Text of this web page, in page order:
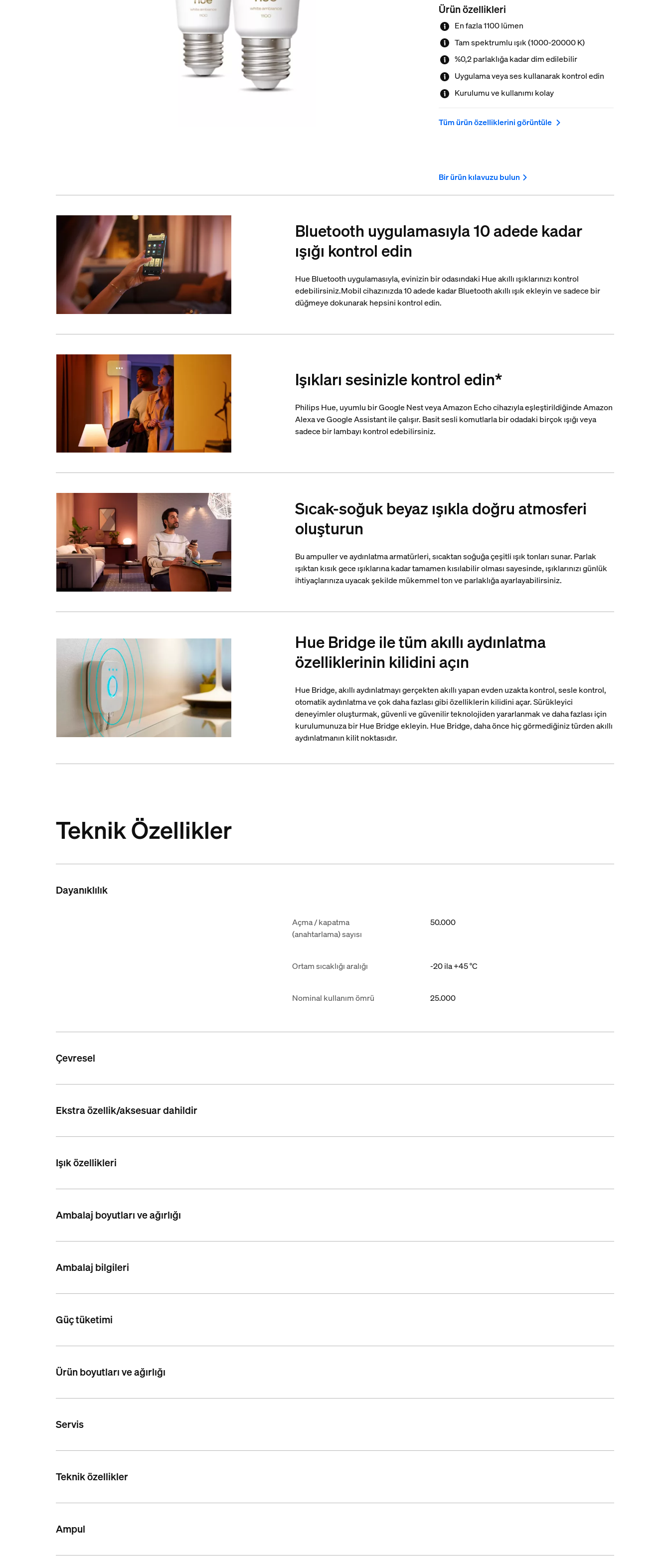
Ürün özellikleri
En fazla 1100 lümen
Tam spektrumlu ışık (1000-20000 K)
%0,2 parlaklığa kadar dim edilebilir
Uygulama veya ses kullanarak kontrol edin
Kurulumu ve kullanımı kolay
Tüm ürün özelliklerini görüntüle
Bir ürün kılavuzu bulun
Bluetooth uygulamasıyla 10 adede kadar
ışığı kontrol edin
Hue Bluetooth uygulamasıyla, evinizin bir odasındaki Hue akıllı ışıklarınızı kontrol
edebilirsiniz.Mobil cihazınızda 10 adede kadar Bluetooth akıllı ışık ekleyin ve sadece bir
düğmeye dokunarak hepsini kontrol edin.
Işıkları sesinizle kontrol edin*
Philips Hue, uyumlu bir Google Nest veya Amazon Echo cihazıyla eşleştirildiğinde Amazon
Alexa ve Google Assistant ile çalışır. Basit sesli komutlarla bir odadaki birçok ışığı veya
sadece bir lambayı kontrol edebilirsiniz.
Sıcak-soğuk beyaz ışıkla doğru atmosferi
oluşturun
Bu ampuller ve aydınlatma armatürleri, sıcaktan soğuğa çeşitli ışık tonları sunar. Parlak
ışıktan kısık gece ışıklarına kadar tamamen kısılabilir olması sayesinde, ışıklarınızı günlük
ihtiyaçlarınıza uyacak şekilde mükemmel ton ve parlaklığa ayarlayabilirsiniz.
Hue Bridge ile tüm akıllı aydınlatma
özelliklerinin kilidini açın
Hue Bridge, akıllı aydınlatmayı gerçekten akıllı yapan evden uzakta kontrol, sesle kontrol,
otomatik aydınlatma ve çok daha fazlası gibi özelliklerin kilidini açar. Sürükleyici
deneyimler oluşturmak, güvenli ve güvenilir teknolojiden yararlanmak ve daha fazlası için
kurulumunuza bir Hue Bridge ekleyin. Hue Bridge, daha önce hiç görmediğiniz türden akıllı
aydınlatmanın kilit noktasıdır.
Teknik Özellikler
Dayanıklılık
Açma / kapatma
(anahtarlama) sayısı
50.000
Ortam sıcaklığı aralığı -20 ila +45 °C
Nominal kullanım ömrü 25.000
Çevresel
Ekstra özellik/aksesuar dahildir
Işık özellikleri
Ambalaj boyutları ve ağırlığı
Ambalaj bilgileri
Güç tüketimi
Ürün boyutları ve ağırlığı
Servis
Teknik özellikler
Ampul